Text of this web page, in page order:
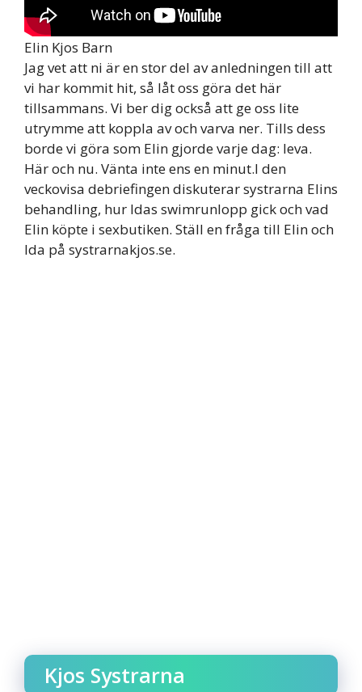
Elin Kjos Barn
Jag vet att ni är en stor del av anledningen till att
vi har kommit hit, så låt oss göra det här
tillsammans. Vi ber dig också att ge oss lite
utrymme att koppla av och varva ner. Tills dess
borde vi göra som Elin gjorde varje dag: leva.
Här och nu. Vänta inte ens en minut.I den
veckovisa debriefingen diskuterar systrarna Elins
behandling, hur Idas swimrunlopp gick och vad
Elin köpte i sexbutiken. Ställ en fråga till Elin och
Ida på systrarnakjos.se.
Kjos Systrarna